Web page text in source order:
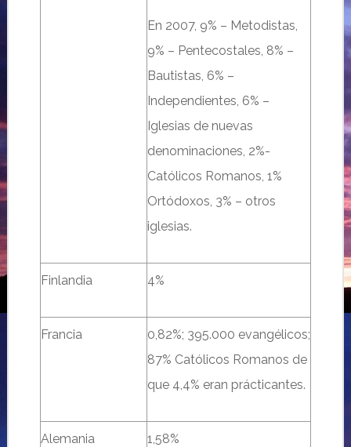
En 2007, 9% – Metodistas,
9% – Pentecostales, 8% –
Bautistas, 6% –
Independientes, 6% –
Iglesias de nuevas
denominaciones, 2%-
Católicos Romanos, 1%
Ortódoxos, 3% – otros
iglesias.
Finlandia 4%
Francia
0,82%; 395.000 evangélicos;
87% Católicos Romanos de
que 4,4% eran prácticantes.
Alemania 1,58%